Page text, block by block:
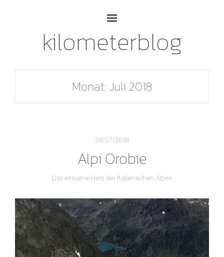
kilometerblog
Monat: Juli 2018
24/07/2018
Alpi Orobie
Das einsame Herz der Italienischen Alpen